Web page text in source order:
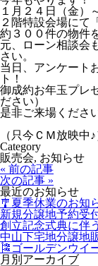
１月２４日（金）
２階特設会場にて
約３００件の物件
元、ローン相談会
さい。
当日、アンケート
ト！
御成約お年玉プレ
ださい）
是非ご来場くださ
（只今ＣＭ放映中♪
Category
販売会, お知らせ
« 前の記事
次の記事 »
最近のお知らせ
🎐夏季休業のお知
新規分譲地予約受
創立記念式典に伴
中山下宅地分譲地
🎏ゴールデンウイ
月別アーカイブ